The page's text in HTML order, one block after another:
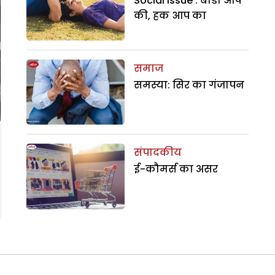
की, हक आप का
समाज
समस्या: सिर का गंजापन
संपादकीय
ई-कौमर्स का असर